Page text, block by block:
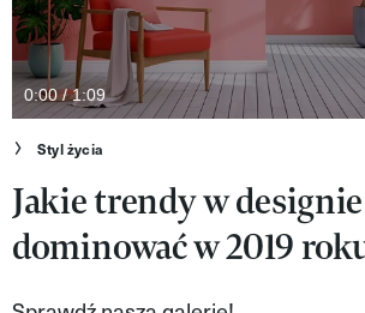
Styl życia
Kultura
Wideo
Nasze akcje
VIVA!ART
0:00 / 1:09
Styl życia
Jakie trendy w
dominować w 2019